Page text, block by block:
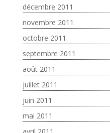
décembre 2011
novembre 2011
octobre 2011
septembre 2011
août 2011
juillet 2011
juin 2011
mai 2011